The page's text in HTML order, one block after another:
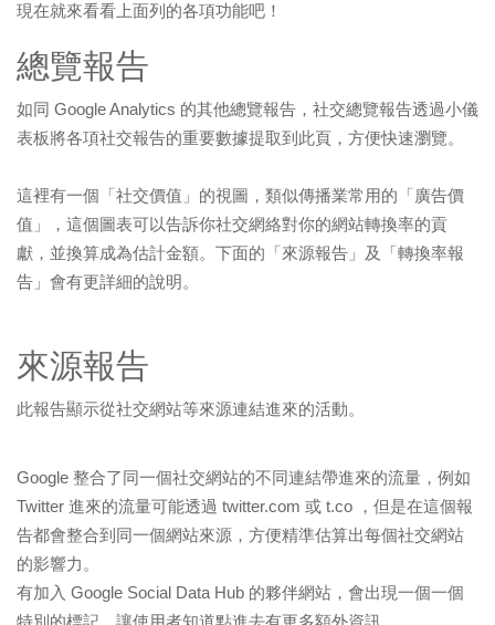
現在就來看看上面列的各項功能吧！
總覽報告
如同 Google Analytics 的其他總覽報告，社交總覽報告透過小儀
表板將各項社交報告的重要數據提取到此頁，方便快速瀏覽。
這裡有一個「社交價值」的視圖，類似傳播業常用的「廣告價
值」，這個圖表可以告訴你社交網絡對你的網站轉換率的貢
獻，並換算成為估計金額。下面的「來源報告」及「轉換率報
告」會有更詳細的說明。
來源報告
此報告顯示從社交網站等來源連結進來的活動。
Google 整合了同一個社交網站的不同連結帶進來的流量，例如
Twitter 進來的流量可能透過 twitter.com 或 t.co ，但是在這個報
告都會整合到同一個網站來源，方便精準估算出每個社交網站
的影響力。
有加入 Google Social Data Hub 的夥伴網站，會出現一個一個
特別的標記，讓使用者知道點進去有更多額外資訊。